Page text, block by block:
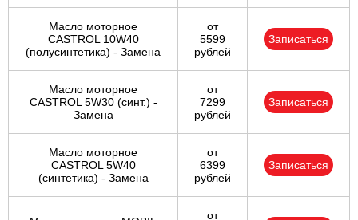
Масло моторное
CASTROL 10W40
(полусинтетика) - Замена
от
5599
рублей
Записаться
Масло моторное
CASTROL 5W30 (синт.) -
Замена
от
7299
рублей
Записаться
Масло моторное
CASTROL 5W40
(синтетика) - Замена
от
6399
рублей
Записаться
от